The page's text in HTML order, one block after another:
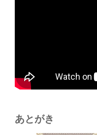
あとがき